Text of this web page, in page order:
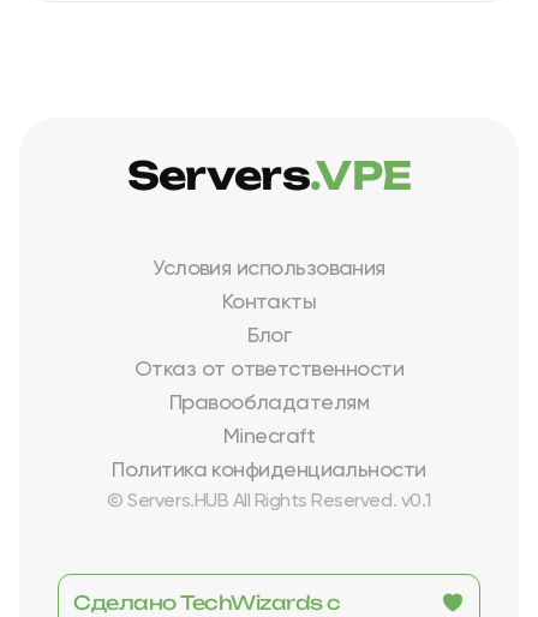
Условия использования
Контакты
Блог
Отказ от ответственности
Правообладателям
Minecraft
Политика конфиденциальности
© Servers.HUB All Rights Reserved. v0.1
Servers.VPE
Сделано TechWizards с